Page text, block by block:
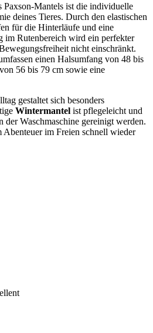
Paxson-Mantels ist die individuelle
deines Tieres. Durch den elastischen
für die Hinterläufe und eine
im Rutenbereich wird ein perfekter
nicht einschränkt.
einen Halsumfang von 48 bis
56 bis 79 cm sowie eine
gestaltet sich besonders
Wintermantel ist pflegeleicht und
der Waschmaschine gereinigt werden.
Abenteuer im Freien schnell wieder